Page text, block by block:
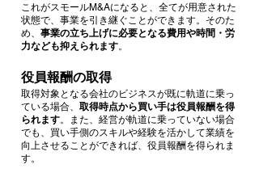
これがスモールM&Aになると、全てが用意された
状態で、事業を引き継ぐことができます。そのた
め、 事業の立ち上げに必要となる費用や時間・労
力なども抑えられます。
役員報酬の取得
取得対象となる会社のビジネスが既に軌道に乗っ
ている場合、 取得時点から買い手は役員報酬を得
られます。また、経営が軌道に乗っていない場合
でも、買い手側のスキルや経験を活かして業績を
向上させることができれば、役員報酬を得られま
す。